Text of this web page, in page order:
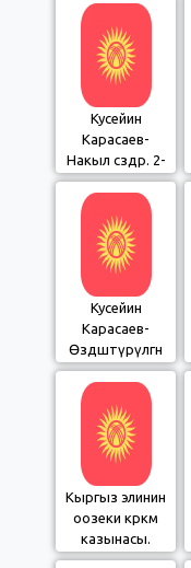
Кусейин
Карасаев-
Накыл сөздөр. 2-
бөлүм
Кусейин
Карасаев-
Өздөштүрүлгөн
сөздөр. 1-бөлүм
Кыргыз элинин
оозеки көркөм
казынасы.
Мифтер